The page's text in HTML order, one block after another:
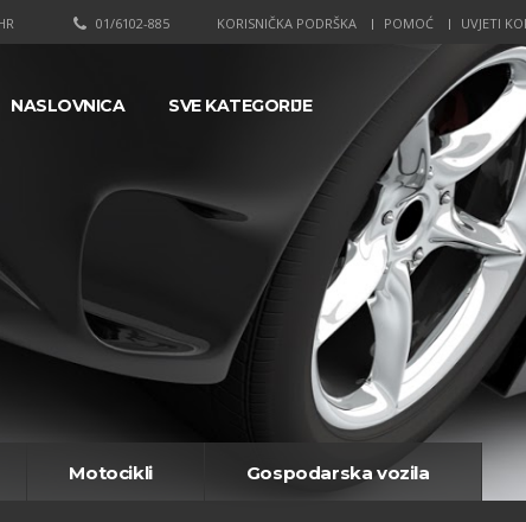
KORISNIČKA PODRŠKA POMOĆ UVJETI
01/6102-885
NASLOVNICA SVE KATEGORIJE
Motocikli Gospodarska vozila